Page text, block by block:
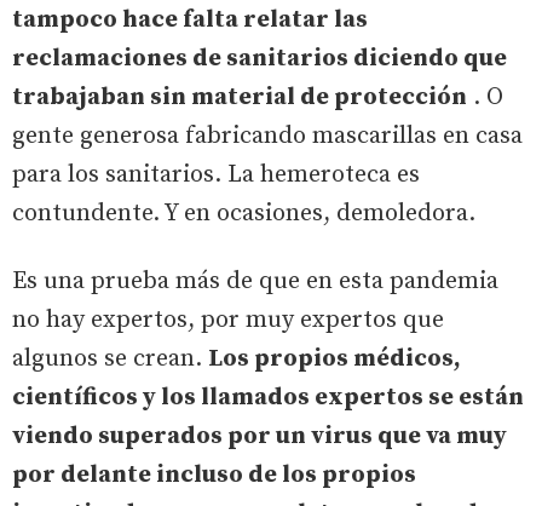
tampoco hace falta relatar las
reclamaciones de sanitarios diciendo que
trabajaban sin material de protección . O
gente generosa fabricando mascarillas en casa
para los sanitarios. La hemeroteca es
contundente. Y en ocasiones, demoledora.
Es una prueba más de que en esta pandemia
no hay expertos, por muy expertos que
algunos se crean. Los propios médicos,
científicos y los llamados expertos se están
viendo superados por un virus que va muy
por delante incluso de los propios